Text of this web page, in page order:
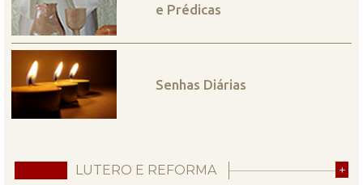
e Prédicas
Senhas Diárias
LUTERO E REFORMA +